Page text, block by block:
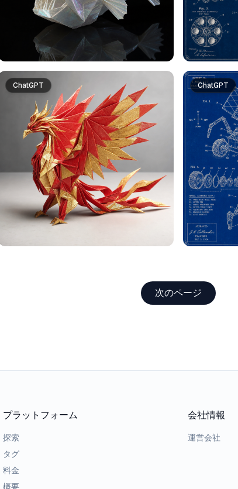
ChatGPT ChatGPT
次のページ
プラットフォーム
探索
タグ
料金
概要
会社情報
運営会社